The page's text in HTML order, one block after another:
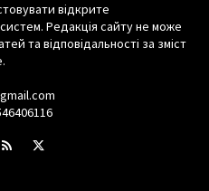
відкрите
Редакція сайту не може
та відповідальності за зміст